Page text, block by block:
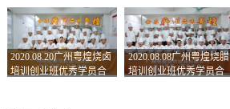
2020.08.20广州粤煌烧卤
培训创业班优秀学员合
2020.08.08广州粤煌烧腊
培训创业班优秀学员合